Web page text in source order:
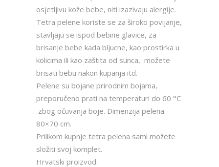
osjetljivu kože bebe, niti izazivaju alergije.
Tetra pelene koriste se za široko povijanje,
stavljaju se ispod bebine glavice, za
brisanje bebe kada bljucne, kao prostirka u
kolicima ili kao zaštita od sunca, možete
brisati bebu nakon kupanja itd.
Pelene su bojane prirodnim bojama,
preporučeno prati na temperaturi do 60 °C
zbog očuvanja boje. Dimenzija pelena:
80×70 cm.
Prilikom kupnje tetra pelena sami možete
složiti svoj komplet.
Hrvatski proizvod.